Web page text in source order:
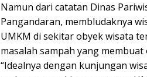
Namun dari catatan Dinas
Pangandaran, membludaknya
UMKM di sekitar obyek wisata
masalah sampah yang
“Idealnya dengan kunjungan